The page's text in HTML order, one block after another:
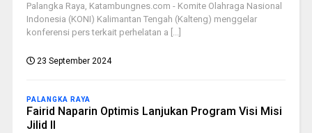
Palangka Raya, Katambungnes.com - Komite Olahraga Nasional
Indonesia (KONI) Kalimantan Tengah (Kalteng) menggelar
konferensi pers terkait perhelatan a [...]
23 September 2024
PALANGKA RAYA
Fairid Naparin Optimis Lanjukan Program Visi Misi
Jilid II